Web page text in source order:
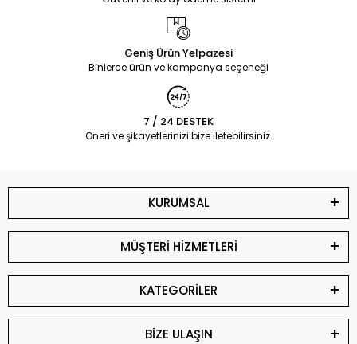
Geniş Ürün Yelpazesi
Binlerce ürün ve kampanya seçeneği
7 / 24 DESTEK
Öneri ve şikayetlerinizi bize iletebilirsiniz.
KURUMSAL
MÜŞTERİ HİZMETLERİ
KATEGORİLER
BİZE ULAŞIN